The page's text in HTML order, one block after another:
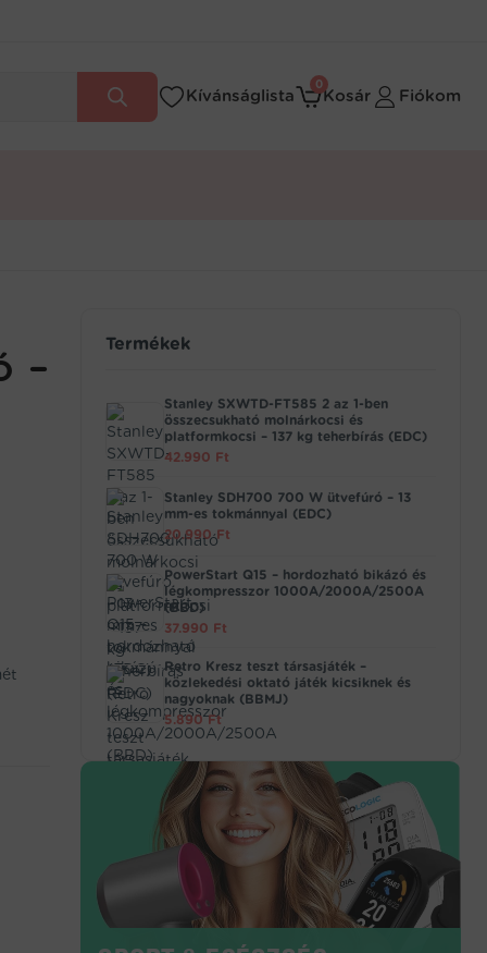
Kívánságlista
0
Kosár Fiókom
–
Termékek
Stanley SXWTD-FT585 2 az 1-ben
összecsukható molnárkocsi és
platformkocsi – 137 kg teherbírás (EDC)
42.990 Ft
Stanley SDH700 700 W ütvefúró – 13
mm-es tokmánnyal (EDC)
20.990Ft
PowerStart Q15 – hordozható bikázó és
légkompresszor 1000A/2000A/2500A
(BBD)
37.990 Ft
Retro Kresz teszt társasjáték –
közlekedési oktató játék kicsiknek és
nagyoknak (BBMJ)
5.890Ft